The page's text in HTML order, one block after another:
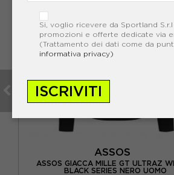
ASSOS
ASSOS GIACCA MILLE GT ULTRAZ
BLACK SERIES NERO UOMO
Si, voglio ricevere da Sportland S.r.l
promozioni e offerte dedicate via
(Trattamento dei dati come da
informativa privacy)
ISCRIVITI